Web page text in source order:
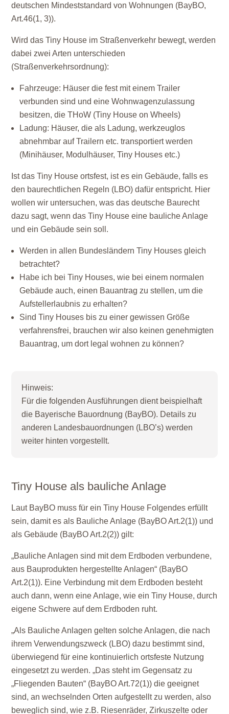
deutschen Mindeststandard von Wohnungen (BayBO,
Art.46(1, 3)).
Wird das Tiny House im Straßenverkehr bewegt, werden
dabei zwei Arten unterschieden
(Straßenverkehrsordnung):
Fahrzeuge: Häuser die fest mit einem Trailer
verbunden sind und eine Wohnwagenzulassung
besitzen, die THoW (Tiny House on Wheels)
Ladung: Häuser, die als Ladung, werkzeuglos
abnehmbar auf Trailern etc. transportiert werden
(Minihäuser, Modulhäuser, Tiny Houses etc.)
Ist das Tiny House ortsfest, ist es ein Gebäude, falls es
den baurechtlichen Regeln (LBO) dafür entspricht. Hier
wollen wir untersuchen, was das deutsche Baurecht
dazu sagt, wenn das Tiny House eine bauliche Anlage
und ein Gebäude sein soll.
Werden in allen Bundesländern Tiny Houses gleich
betrachtet?
Habe ich bei Tiny Houses, wie bei einem normalen
Gebäude auch, einen Bauantrag zu stellen, um die
Aufstellerlaubnis zu erhalten?
Sind Tiny Houses bis zu einer gewissen Größe
verfahrensfrei, brauchen wir also keinen genehmigten
Bauantrag, um dort legal wohnen zu können?
Hinweis:
Für die folgenden Ausführungen dient beispielhaft
die Bayerische Bauordnung (BayBO). Details zu
anderen Landesbauordnungen (LBO’s) werden
weiter hinten vorgestellt.
Tiny House als bauliche Anlage
Laut BayBO muss für ein Tiny House Folgendes erfüllt
sein, damit es als Bauliche Anlage (BayBO Art.2(1)) und
als Gebäude (BayBO Art.2(2)) gilt:
„Bauliche Anlagen sind mit dem Erdboden verbundene,
aus Bauprodukten hergestellte Anlagen“ (BayBO
Art.2(1)). Eine Verbindung mit dem Erdboden besteht
auch dann, wenn eine Anlage, wie ein Tiny House, durch
eigene Schwere auf dem Erdboden ruht.
„Als Bauliche Anlagen gelten solche Anlagen, die nach
ihrem Verwendungszweck (LBO) dazu bestimmt sind,
überwiegend für eine kontinuierlich ortsfeste Nutzung
eingesetzt zu werden. „Das steht im Gegensatz zu
„Fliegenden Bauten“ (BayBO Art.72(1)) die geeignet
sind, an wechselnden Orten aufgestellt zu werden, also
beweglich sind, wie z.B. Riesenräder, Zirkuszelte oder